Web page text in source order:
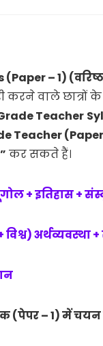
(Paper – 1)
करने वाले छात्रों
Teacher
Teacher
कर सकते हैं।
+ इतिहास +
विश्व)अर्थव्यवस्था+
(पेपर – 1) में चयन